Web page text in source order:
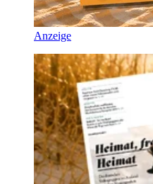
Anzeige